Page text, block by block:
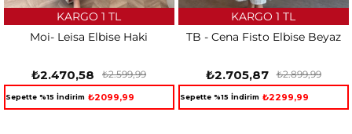
Moi- Leisa Elbise Haki
₺2.470,58 ₺2.599,99
Sepette %15 İndirim ₺2099,99
KARGO 1 TL
TB - Cena Fisto Elbise Beyaz
₺2.705,87 ₺2.899,99
Sepette %15 İndirim ₺2299,99
KARGO 1 TL